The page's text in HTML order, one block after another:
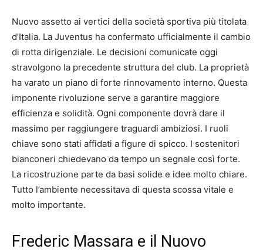
Nuovo assetto ai vertici della società sportiva più titolata
d’Italia. La Juventus ha confermato ufficialmente il cambio
di rotta dirigenziale. Le decisioni comunicate oggi
stravolgono la precedente struttura del club. La proprietà
ha varato un piano di forte rinnovamento interno. Questa
imponente rivoluzione serve a garantire maggiore
efficienza e solidità. Ogni componente dovrà dare il
massimo per raggiungere traguardi ambiziosi. I ruoli
chiave sono stati affidati a figure di spicco. I sostenitori
bianconeri chiedevano da tempo un segnale così forte.
La ricostruzione parte da basi solide e idee molto chiare.
Tutto l’ambiente necessitava di questa scossa vitale e
molto importante.
Frederic Massara e il Nuovo